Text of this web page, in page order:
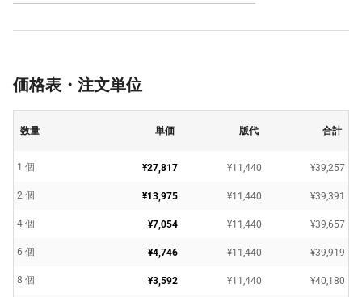
価格表・注文単位
数量 単価 版代 合計
1 個 ¥27,817 ¥11,440 ¥39,257
2 個 ¥13,975 ¥11,440 ¥39,391
4 個 ¥7,054 ¥11,440 ¥39,657
6 個 ¥4,746 ¥11,440 ¥39,919
8 個 ¥3,592 ¥11,440 ¥40,180